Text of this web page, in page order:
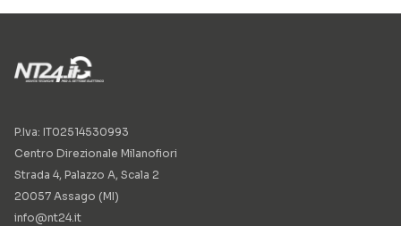
P.Iva: IT02514530993
Centro Direzionale Milanofiori
Strada 4, Palazzo A, Scala 2
20057 Assago (MI)
info@nt24.it